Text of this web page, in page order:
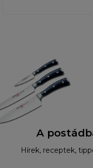
A
Hírek, receptek,